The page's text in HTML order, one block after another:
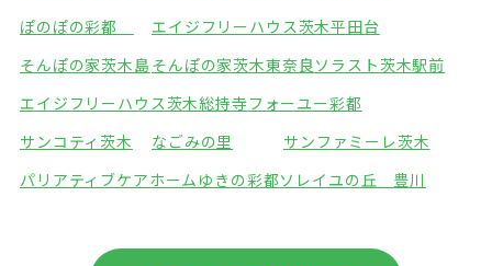
ぽのぽの彩都
エイジフリーハウス茨木平田台
そんぽの家茨木島そんぽの家茨木東奈良ソラスト茨木駅前
エイジフリーハウス茨木総持寺フォーユー彩都
サンコティ茨木
なごみの里
サンファミーレ茨木
パリアティブケアホームゆきの彩都ソレイユの丘 豊川